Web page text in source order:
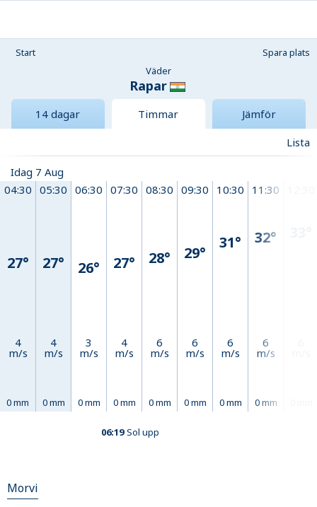
Start
Spara plats
Väder
Rapar
14 dagar Timmar
Jämför
Lista
Idag 7 Aug
04:30
27°
4
m/s
0 mm
05:30
27°
4
m/s
0 mm
06:30
26°
3
m/s
0 mm
07:30
27°
4
m/s
0 mm
08:30
28°
6
m/s
0 mm
09:30
29°
6
m/s
0 mm
10:30
31°
6
m/s
0 mm
11:30
32°
6
m/s
0 mm
06:19 Sol upp
Morvi